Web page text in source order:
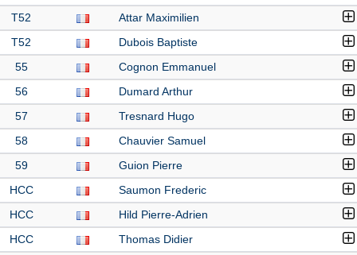
T52 Attar Maximilien
T52 Dubois Baptiste
55 Cognon Emmanuel
56 Dumard Arthur
57 Tresnard Hugo
58 Chauvier Samuel
59 Guion Pierre
HCC Saumon Frederic
HCC Hild Pierre-Adrien
HCC Thomas Didier